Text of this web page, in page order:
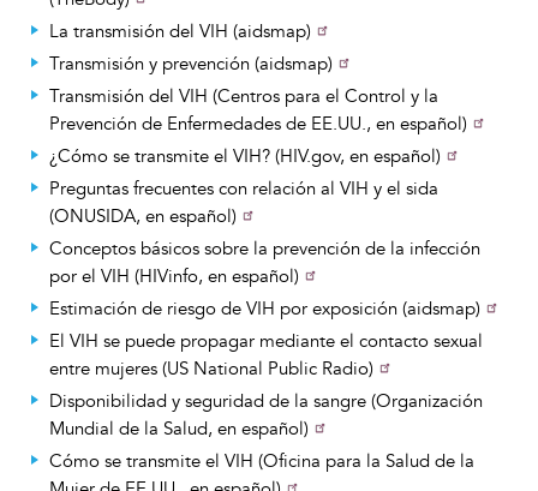
La transmisión del VIH (aidsmap)
Transmisión y prevención (aidsmap)
Transmisión del VIH (Centros para el Control y la
Prevención de Enfermedades de EE.UU., en español)
¿Cómo se transmite el VIH? (HIV.gov, en español)
Preguntas frecuentes con relación al VIH y el sida
(ONUSIDA, en español)
Conceptos básicos sobre la prevención de la infección
por el VIH (HIVinfo, en español)
Estimación de riesgo de VIH por exposición (aidsmap)
El VIH se puede propagar mediante el contacto sexual
entre mujeres (US National Public Radio)
Disponibilidad y seguridad de la sangre (Organización
Mundial de la Salud, en español)
Cómo se transmite el VIH (Oficina para la Salud de la